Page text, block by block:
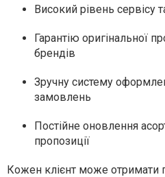
Високий рівень сервісу
Гарантію оригінальної
брендів
Зручну систему
замовлень
Постійне оновлення
пропозиції
Кожен клієнт може отримати